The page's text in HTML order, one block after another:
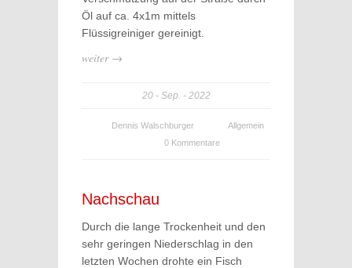
Öl auf ca. 4x1m mittels
Flüssigreiniger gereinigt.
weiter →
20 Sep. 2022
Dennis Walschburger
Allgemein
0 Kommentare
Nachschau
Durch die lange Trockenheit und den
sehr geringen Niederschlag in den
letzten Wochen drohte ein Fisch